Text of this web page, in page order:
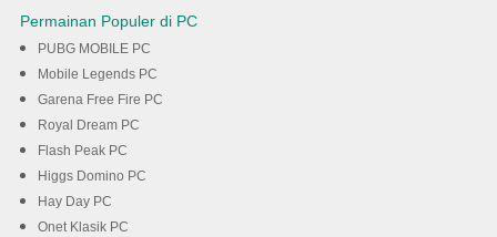
Permainan Populer di PC
PUBG MOBILE PC
Mobile Legends PC
Garena Free Fire PC
Royal Dream PC
Flash Peak PC
Higgs Domino PC
Hay Day PC
Onet Klasik PC